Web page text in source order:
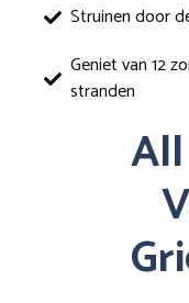
Struinen door
Geniet van 12
stranden